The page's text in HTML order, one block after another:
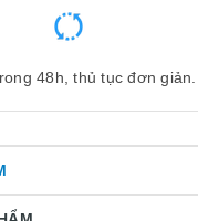
48h, thủ tục đơn giản.